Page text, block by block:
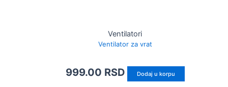
Ventilatori
Ventilator za vrat
999.00 RSD Dodaj u korpu